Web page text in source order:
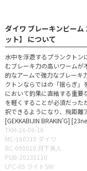
ダイワ ブレーキンビー
ット】 について
水中を浮遊するプランクトン
むブレーキ力の高いワームが
的なアームで強力なブレーキ
クトンならではの「揺らぎ」
において釣果に直結する重要
を軽くすることが必須だった
択できるようになり、飛距離
[GEKKABIJIN BRAKIN’G]
TKM-16-06-16
MC-160210 ダイワ
BC-090010 月下美人
PUB-20231110
LPC-05 ライトSW